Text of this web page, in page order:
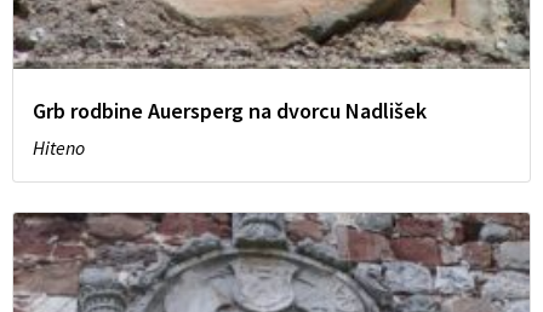
Grb rodbine Auersperg na dvorcu Nadlišek
Hiteno